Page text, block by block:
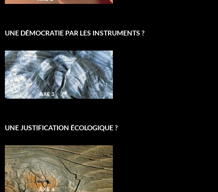
UNE DÉMOCRATIE PAR LES INSTRUMENTS ?
UNE JUSTIFICATION ÉCOLOGIQUE ?